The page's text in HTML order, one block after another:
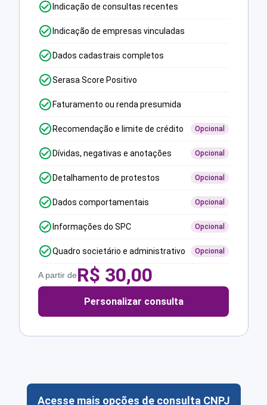
Indicação de consultas recentes
Indicação de empresas vinculadas
Dados cadastrais completos
Serasa Score Positivo
Faturamento ou renda presumida
Recomendação e limite de crédito Opcional
Dívidas, negativas e anotações Opcional
Detalhamento de protestos Opcional
Dados comportamentais Opcional
Informações do SPC Opcional
Quadro societário e administrativo Opcional
A partir deR$ 30,00
Personalizar consulta
Acesse mais opções de consulta CNPJ